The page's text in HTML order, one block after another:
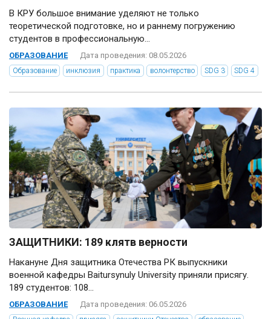
В КРУ большое внимание уделяют не только
теоретической подготовке, но и раннему погружению
студентов в профессиональную...
ОБРАЗОВАНИЕ Дата проведения: 08.05.2026
Образование инклюзия практика волонтерство SDG 3 SDG 4
ЗАЩИТНИКИ: 189 клятв верности
Накануне Дня защитника Отечества РК выпускники
военной кафедры Baitursynuly University приняли присягу.
189 студентов: 108...
ОБРАЗОВАНИЕ Дата проведения: 06.05.2026